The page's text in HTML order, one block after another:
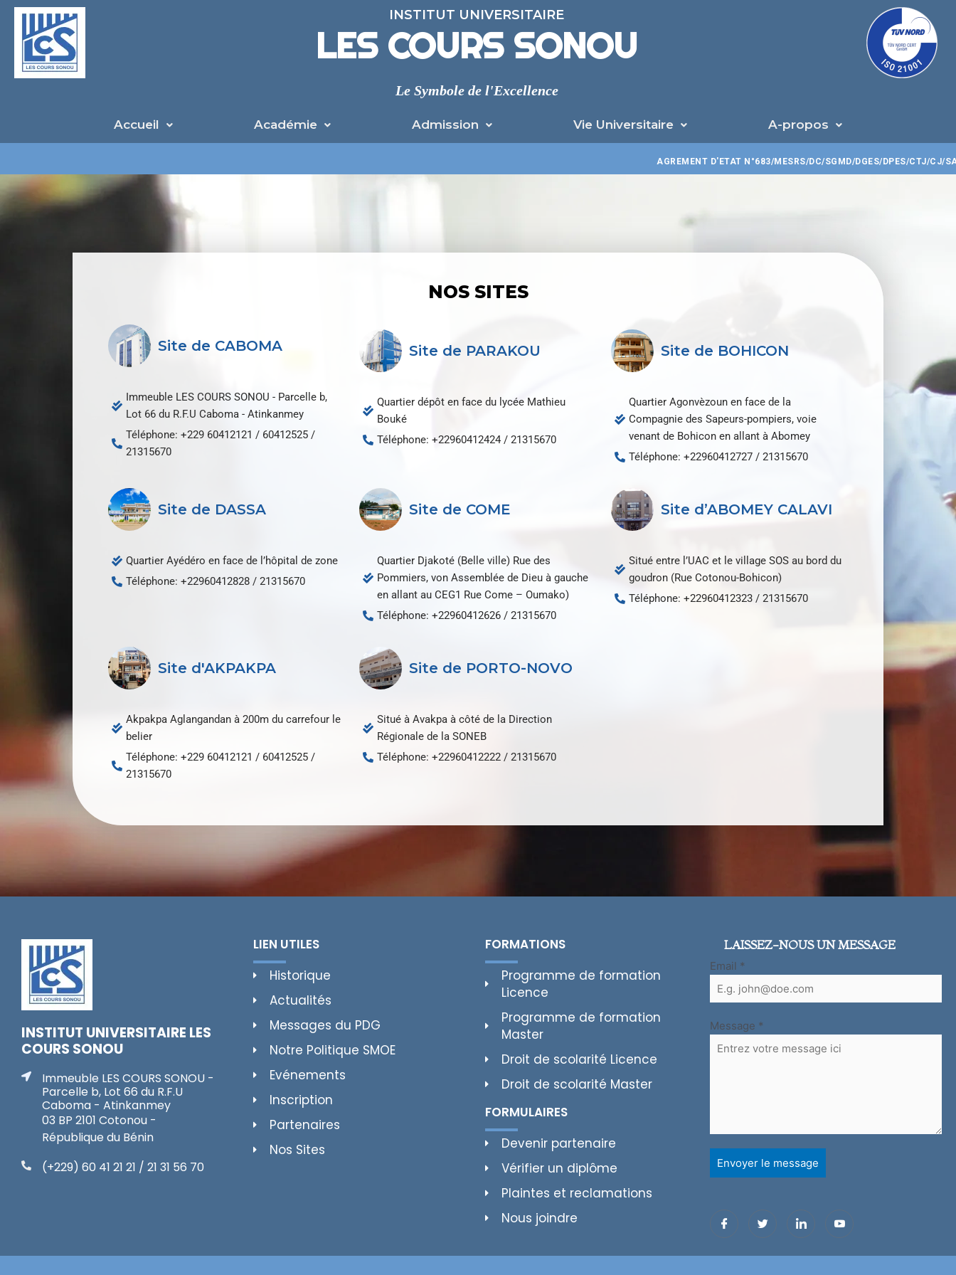
Aller
contenu
INSTITUT UNIVERSITAIRE
LES COURS SONOU
Le Symbole de l'Excellence
Accueil Académie Admission Vie Universitaire A-propos
AGREMENT D'ETAT N°683/MESRS/DC/SGMD/DGES/DPES/CTJ/CJ/SA/
NOS SITES
Site de CABOMA
Immeuble LES COURS SONOU - Parcelle b,
Lot 66 du R.F.U Caboma - Atinkanmey
Téléphone: +229 60412121 / 60412525 /
21315670
Site de PARAKOU
Quartier dépôt en face du lycée Mathieu
Bouké
Téléphone: +22960412424 / 21315670
Site de BOHICON
Quartier Agonvèzoun en face de la
Compagnie des Sapeurs-pompiers, voie
venant de Bohicon en allant à Abomey
Téléphone: +22960412727 / 21315670
Site de DASSA
Quartier Ayédéro en face de l’hôpital de zone
Téléphone: +22960412828 / 21315670
Site de COME
Quartier Djakoté (Belle ville) Rue des
Pommiers, von Assemblée de Dieu à gauche
en allant au CEG1 Rue Come – Oumako)
Téléphone: +22960412626 / 21315670
Site d’ABOMEY CALAVI
Situé entre l’UAC et le village SOS au bord du
goudron (Rue Cotonou-Bohicon)
Téléphone: +22960412323 / 21315670
Site d'AKPAKPA
Akpakpa Aglangandan à 200m du carrefour le
belier
Téléphone: +229 60412121 / 60412525 /
21315670
Site de PORTO-NOVO
Situé à Avakpa à côté de la Direction
Régionale de la SONEB
Téléphone: +22960412222 / 21315670
INSTITUT UNIVERSITAIRE LES
COURS SONOU
Immeuble LES COURS SONOU -
Parcelle b, Lot 66 du R.F.U
Caboma - Atinkanmey
03 BP 2101 Cotonou -
République du Bénin
(+229) 60 41 21 21 / 21 31 56 70
LIEN UTILES
Historique
Actualités
Messages du PDG
Notre Politique SMOE
Evénements
Inscription
Partenaires
Nos Sites
FORMATIONS
Programme de formation
Licence
Programme de formation
Master
Droit de scolarité Licence
Droit de scolarité Master
FORMULAIRES
Devenir partenaire
Vérifier un diplôme
Plaintes et reclamations
Nous joindre
LAISSEZ-NOUS UN MESSAGE
Email *
Message *
Envoyer le message